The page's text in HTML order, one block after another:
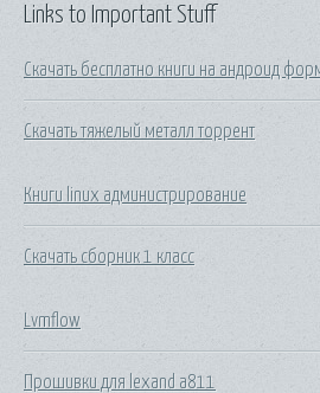
Links to Important Stuff
Скачать бесплатно книги на андроид
Скачать тяжелый металл торрент
Книги linux администрирование
Скачать сборник 1 класс
Lvmflow
Прошивки для lexand a811